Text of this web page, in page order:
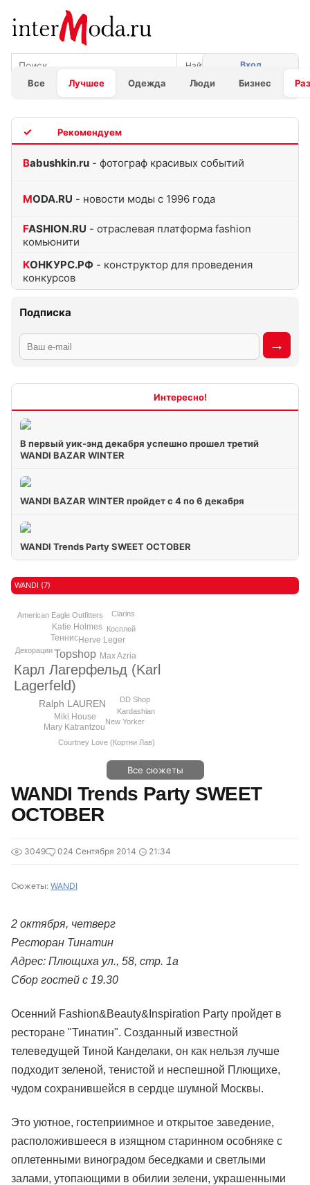
Все Лучшее Одежда Люди Бизнес
Вход
Babushkin.ru - фотограф красивых событий
MODA.RU - новости моды с 1996 года
FASHION.RU - отраслевая платформа fashion
комьюнити
КОНКУРС.РФ - конструктор для проведения
конкурсов
Подписка
В первый уик-энд декабря успешно прошел третий
WANDI BAZAR WINTER
WANDI BAZAR WINTER пройдет с 4 по 6 декабря
WANDI Trends Party SWEET OCTOBER
WANDI (7)
Карл Лагерфельд (Karl
Lagerfeld)
Topshop
Ralph LAUREN
Max Azria
Miki House
ТеннисHerve Leger
Katie Holmes
Mary Katrantzou
Courtney Love (Кортни Лав)
Kardashian
DD Shop
American Eagle Outfitters
New Yorker
Декорации
Clarins
Косплей
Все сюжеты
WANDI Trends Party SWEET
OCTOBER
3049 024 Сентября 2014 21:34
Сюжеты: WANDI
2 октября, четверг
Ресторан Тинатин
Адрес: Плющиха ул., 58, стр. 1а
Сбор гостей с 19.30
Осенний Fashion&Beauty&Inspiration Party пройдет в
ресторане "Тинатин". Созданный известной
телеведущей Тиной Канделаки, он как нельзя лучше
подходит зеленой, тенистой и неспешной Плющихе,
чудом сохранившейся в сердце шумной Москвы.
Это уютное, гостеприимное и открытое заведение,
расположившееся в изящном старинном особняке с
оплетенными виноградом беседками и светлыми
залами, утопающими в обилии зелени, украшенными